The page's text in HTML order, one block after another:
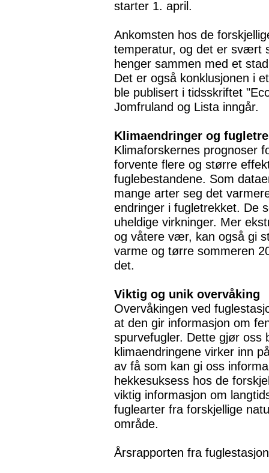
starter 1. april.
Ankomsten hos de
temperatur, og det er svært
henger sammen med et
Det er også konklusjonen i
ble publisert i tidsskriftet
Jomfruland og Lista inngår.
Klimaendringer og
Klimaforskernes prognoser
forvente flere og større
fuglebestandene. Som
mange arter seg det
endringer i fugletrekket. De
uheldige virkninger. Mer
og våtere vær, kan også gi
varme og tørre sommeren
det.
Viktig og unik overvåking
Overvåkingen ved
at den gir informasjon om
spurvefugler. Dette gjør oss
klimaendringene virker inn
av få som kan gi oss
hekkesuksess hos de
viktig informasjon om
fuglearter fra forskjellige
område.
Årsrapporten fra